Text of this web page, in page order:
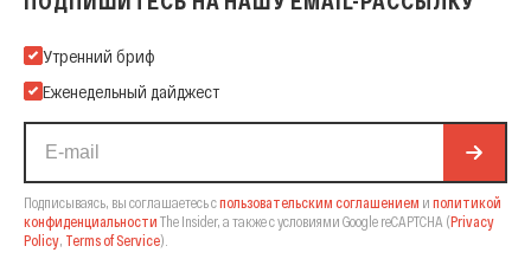
Подпишитесь на нашу Email-рассылку
Утренний бриф
Еженедельный дайджест
Подписываясь, вы соглашаетесь спользовательским соглашением и политикой
конфиденциальности The Insider, а также с условиями Google reCAPTCHA (Privacy
Policy Terms of Service).